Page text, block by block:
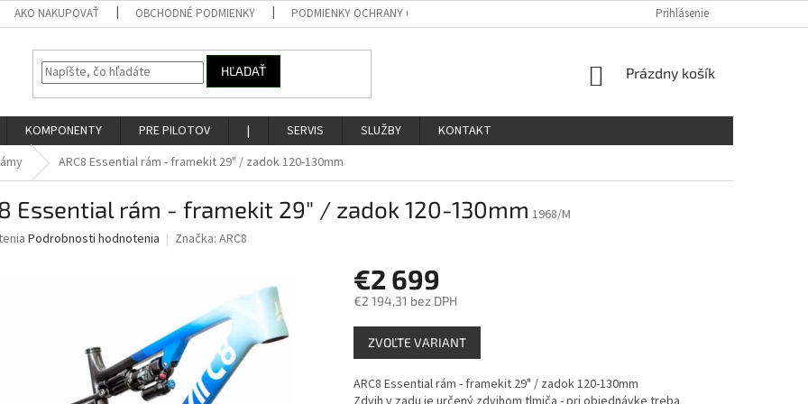
AKO NAKUPOVAŤ OBCHODNÉ PODMIENKY PODMIENKY OCHRANY OSOBNÝCH ÚDAJOV Prihlásenie
HĽADAŤ
NÁKUPNÝ
Prázdny košík
KOMPONENTY PRE PILOTOV | SERVIS SLUŽBY
KONTAKT
ARC8 Essential rám - framekit 29" / zadok 120-130mm
Essential rám - framekit 29" / zadok 120-130mm 1968/M
Podrobnosti hodnotenia Značka: ARC8
€2 699
€2 194,31 bez DPH
Jednotková
cena:
ZVOĽTE VARIANT
ARC8 Essential rám - framekit 29" / zadok 120-130mm